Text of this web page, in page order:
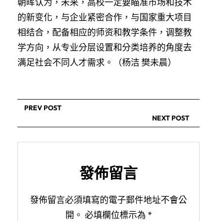
的新变化，与企业紧密合作，与国家重大项目
相结合，配备相应的师资和教学条件，调整教
学方向，从专业分层设置和分类培养的角度去
满足社会不同人才需求。（杨洁 樊未晨）
PREV POST
NEXT POST
發佈留言
發佈留言必須填寫的電子郵件地址不會公
開。 必填欄位標示為 *